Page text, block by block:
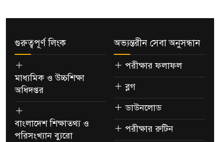
গুরুত্বপূর্ণ লিংক
মাধ্যমিক ও উচ্চশিক্ষা
অধিদপ্তর
বাংলাদেশ শিক্ষাতথ্য ও
পরিসংখ্যান ব্যুরো
অভ্যন্তরীন সেবা অনুসন্ধান
পরীক্ষার ফলাফল
ব্লগ
ডাউনলোড
পরীক্ষার রুটিন